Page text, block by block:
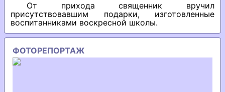
От прихода священник вручил
присутствовавшим подарки, изготовленные
воспитанниками воскресной школы.
ФОТОРЕПОРТАЖ